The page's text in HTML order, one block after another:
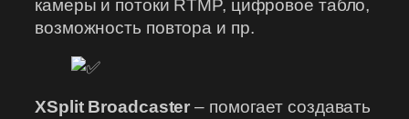
камеры и потоки RTMP, цифровое табло,
возможность повтора и пр.
XSplit Broadcaster – помогает создавать